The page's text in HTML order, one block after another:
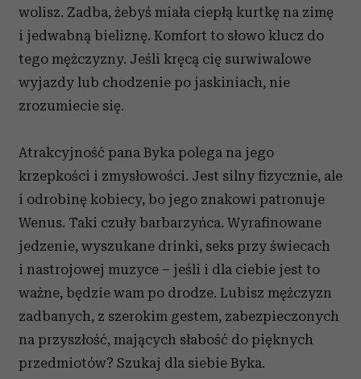
wolisz. Zadba, żebyś miała ciepłą kurtkę na zimę
i jedwabną bieliznę. Komfort to słowo klucz do
tego mężczyzny. Jeśli kręcą cię surwiwalowe
wyjazdy lub chodzenie po jaskiniach, nie
zrozumiecie się.
Atrakcyjność pana Byka polega na jego
krzepkości i zmysłowości. Jest silny fizycznie, ale
i odrobinę kobiecy, bo jego znakowi patronuje
Wenus. Taki czuły barbarzyńca. Wyrafinowane
jedzenie, wyszukane drinki, seks przy świecach
i nastrojowej muzyce – jeśli i dla ciebie jest to
ważne, będzie wam po drodze. Lubisz mężczyzn
zadbanych, z szerokim gestem, zabezpieczonych
na przyszłość, mających słabość do pięknych
przedmiotów? Szukaj dla siebie Byka.